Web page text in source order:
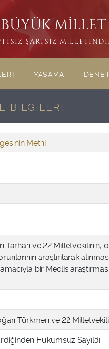
ŞARTSIZ
YASAMA
BİLGİLERİ
Metni
Tarhan ve 22 Milletvekilinin,
araştırılarak
bir Meclis
Türkmen ve 22 Milletvekili
Hükümsüz Sayıldı